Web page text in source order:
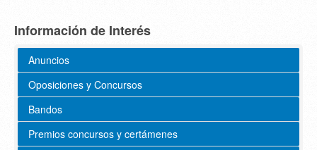
Información de Interés
Anuncios
Oposiciones y Concursos
Bandos
Premios concursos y certámenes